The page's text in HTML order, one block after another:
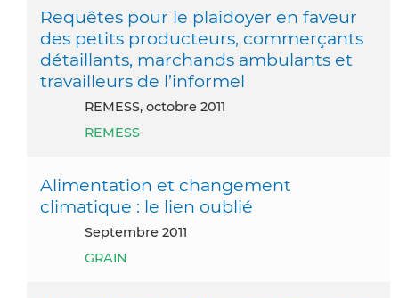
Requêtes pour le plaidoyer en faveur
des petits producteurs, commerçants
détaillants, marchands ambulants et
travailleurs de l’informel
REMESS, octobre 2011
REMESS
Alimentation et changement
climatique : le lien oublié
septembre 2011
GRAIN